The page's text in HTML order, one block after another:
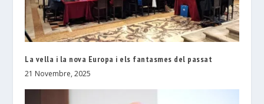
La vella i la nova Europa i els fantasmes del passat
21 Novembre, 2025